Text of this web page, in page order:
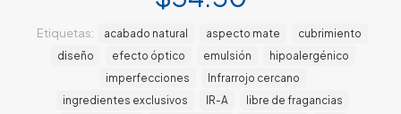
Etiquetas: acabado natural aspecto mate
cubrimiento
diseño
efecto óptico emulsión
hipoalergénico
imperfecciones
Infrarrojo cercano
ingredientes exclusivos
IR-A
libre de fragancias